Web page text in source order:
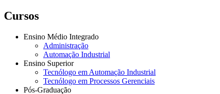
Cursos
Ensino Médio Integrado
Administração
Automação Industrial
Ensino Superior
Tecnólogo em Automação Industrial
Tecnólogo em Processos Gerenciais
Pós-Graduação